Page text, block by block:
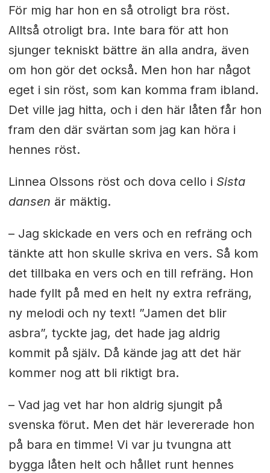
För mig har hon en så otroligt bra röst.
Alltså otroligt bra. Inte bara för att hon
sjunger tekniskt bättre än alla andra, även
om hon gör det också. Men hon har något
eget i sin röst, som kan komma fram ibland.
Det ville jag hitta, och i den här låten får hon
fram den där svärtan som jag kan höra i
hennes röst.
Linnea Olssons röst och dova cello i Sista
dansen är mäktig.
– Jag skickade en vers och en refräng och
tänkte att hon skulle skriva en vers. Så kom
det tillbaka en vers och en till refräng. Hon
hade fyllt på med en helt ny extra refräng,
ny melodi och ny text! ”Jamen det blir
asbra”, tyckte jag, det hade jag aldrig
kommit på själv. Då kände jag att det här
kommer nog att bli riktigt bra.
– Vad jag vet har hon aldrig sjungit på
svenska förut. Men det här levererade hon
på bara en timme! Vi var ju tvungna att
bygga låten helt och hållet runt hennes